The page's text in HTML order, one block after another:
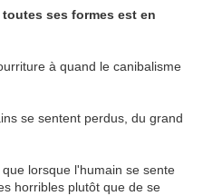
ses formes est en
à quand le canibalisme
se sentent perdus, du grand
lorsque l'humain se sente
horribles plutôt que de se